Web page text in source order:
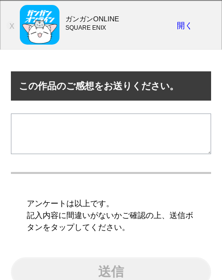
この作品のご感想をお送りください。
アンケートは以上です。
記入内容に間違いがないかご確認の上、送信ボ
タンをタップしてください。
送信
X
ガンガンONLINE
SQUARE ENIX 開く